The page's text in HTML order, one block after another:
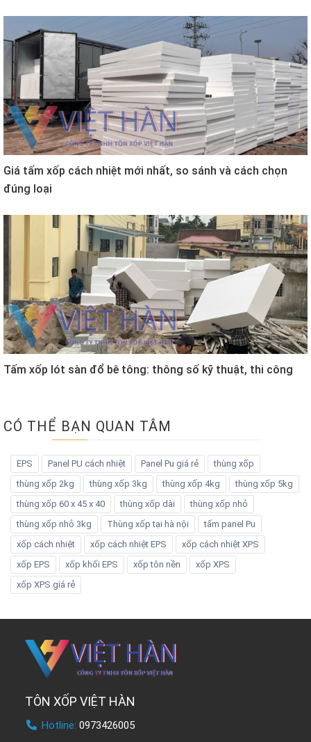
Giá tấm xốp cách nhiệt mới nhất, so sánh và cách chọn
đúng loại
Tấm xốp lót sàn đổ bê tông: thông số kỹ thuật, thi công
CÓ THỂ BẠN QUAN TÂM
EPS Panel PU cách nhiệt Panel Pu giá rẻ
thùng xốp
thùng xốp 2kg
thùng xốp 3kg thùng xốp 4kg
thùng xốp 5kg
thùng xốp 60 x 45 x 40
thùng xốp dài
thùng xốp nhỏ
thùng xốp nhỏ 3kg
Thùng xốp tại hà nội
tấm panel Pu
xốp cách nhiệt
xốp cách nhiệt EPS
xốp cách nhiệt XPS
xốp EPS
xốp khối EPS xốp tôn nền
xốp XPS
xốp XPS giá rẻ
TÔN XỐP VIỆT HÀN
Hotline: 0973426005